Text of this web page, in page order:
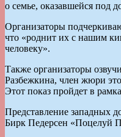
о семье, оказавшейся под
Организаторы
что «роднит их с нашим
человеку».
Также организаторы
Разбежкина, член жюри
Этот показ пройдет в
Представление западных
Бирк Педерсен «Поцелуй